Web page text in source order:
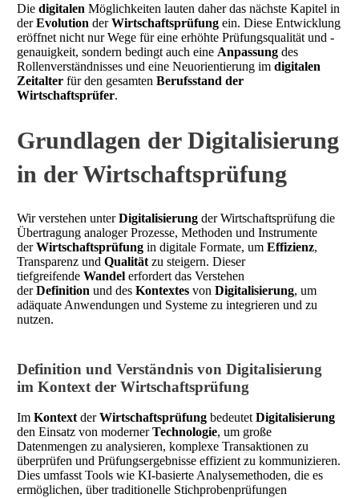
Die digitalen Möglichkeiten lauten daher das nächste Kapitel in
derEvolution derWirtschaftsprüfung ein. Diese Entwicklung
eröffnet nicht nur Wege für eine erhöhte Prüfungsqualität und -
genauigkeit, sondern bedingt auch eine Anpassung des
Rollenverständnisses und eine Neuorientierung im digitalen
Zeitalter für den gesamten Berufsstand der
Wirtschaftsprüfer.
Grundlagen der Digitalisierung
in der Wirtschaftsprüfung
Wir verstehen unterDigitalisierung der Wirtschaftsprüfung die
Übertragung analoger Prozesse, Methoden und Instrumente
derWirtschaftsprüfung in digitale Formate, um Effizienz,
Transparenz und Qualität zu steigern. Dieser
tiefgreifende Wandel erfordert das Verstehen
derDefinition und des Kontextes von Digitalisierung, um
adäquate Anwendungen und Systeme zu integrieren und zu
nutzen.
Definition und Verständnis von Digitalisierung
im Kontext der Wirtschaftsprüfung
Im Kontext derWirtschaftsprüfung bedeutet Digitalisierung
den Einsatz von modernerTechnologie, um große
Datenmengen zu analysieren, komplexe Transaktionen zu
überprüfen und Prüfungsergebnisse effizient zu kommunizieren.
Dies umfasst Tools wie KI-basierte Analysemethoden, die es
ermöglichen, über traditionelle Stichprobenprüfungen